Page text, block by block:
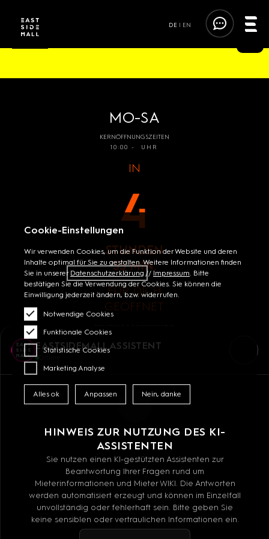
DE | EN
EASTSIDEMALL ASSISTENT
HINWEIS ZUR NUTZUNG DES KI-
ASSISTENTEN
Sie nutzen einen KI-gestützten Assistenten zur
Beantwortung Ihrer Fragen rund um
Mieterinformationen und Mieter WIKI. Die Antworten
werden automatisiert erzeugt und können im Einzelfall
unvollständig oder fehlerhaft sein. Bitte geben Sie
keine sensiblen oder vertraulichen Informationen ein.
Cookie-Einstellungen
Wir verwenden Cookies, um die Funktion der Website und deren
Inhalte optimal für Sie zu gestalten. Weitere Informationen finden
Sie in unserer Datenschutzerklärung //Impressum . Bitte
bestätigen Sie die Verwendung der Cookies. Sie können die
Einwilligung jederzeit ändern, bzw. widerrufen.
Notwendige Cookies
Funktionale Cookies
Statistische Cookies
Marketing Analyse
Alles ok Anpassen Nein, danke
FOLGE DEN TRENDS. FOLGE DEM FUN.
MO-SA
KERNÖFFNUNGSZEITEN
10:00 - UHR
IN
4
STUNDEN
55 MIN.
FÜR DICH
GEÖFFNET
abweichende Öffnungszeiten. Die individuellen
Shopseite.
MALL GUIDE
ANFAHRT
KONTAKT
VERMIETUNG
JOBS
ÖFFNUNGSZEITEN
LINKEDIN